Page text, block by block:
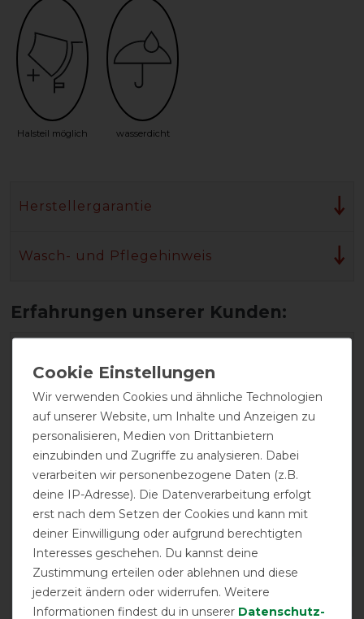
Halsteil möglich wasserdicht
Herstellergarantie
Wasch- und Pflegehinweis
EXCELLENT
Horseware Amigo Hero
Blue/Navy/Grey, 125
Product Reviews
1
Wir verwenden Cookies und ähnliche Technologien
auf unserer Website, um Inhalte und Anzeigen zu
personalisieren, Medien von Drittanbietern
einzubinden und Zugriffe zu analysieren. Dabei
verarbeiten wir personenbezogene Daten (z.B.
deine IP-Adresse). Die Datenverarbeitung erfolgt
erst nach dem Setzen der Cookies und kann mit
deiner Einwilligung oder aufgrund berechtigten
Interesses geschehen. Du kannst deine
Zustimmung erteilen oder ablehnen und diese
jederzeit ändern oder widerrufen. Weitere
Informationen findest du in unserer Daten­schutz­